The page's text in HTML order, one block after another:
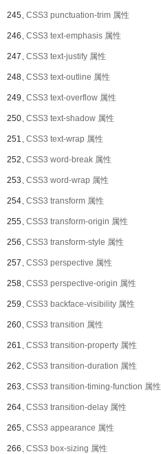
245、CSS3 punctuation-trim 属性
246、CSS3 text-emphasis 属性
247、CSS3 text-justify 属性
248、CSS3 text-outline 属性
249、CSS3 text-overflow 属性
250、CSS3 text-shadow 属性
251、CSS3 text-wrap 属性
252、CSS3 word-break 属性
253、CSS3 word-wrap 属性
254、CSS3 transform 属性
255、CSS3 transform-origin 属性
256、CSS3 transform-style 属性
257、CSS3 perspective 属性
258、CSS3 perspective-origin 属性
259、CSS3 backface-visibility 属性
260、CSS3 transition 属性
261、CSS3 transition-property 属性
262、CSS3 transition-duration 属性
263、CSS3 transition-timing-function 属性
264、CSS3 transition-delay 属性
265、CSS3 appearance 属性
266、CSS3 box-sizing 属性